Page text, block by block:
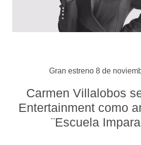
Gran estreno 8 de
Carmen Villalobos
Entertainment como
¨Escuela